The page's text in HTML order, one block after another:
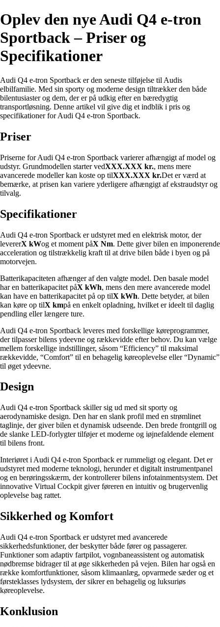
Oplev den nye Audi Q4 e-tron
Sportback – Priser og
Specifikationer
Audi Q4 e-tron Sportback er den seneste tilføjelse til Audis
elbilfamilie. Med sin sporty og moderne design tiltrækker den både
bilentusiaster og dem, der er på udkig efter en bæredygtig
transportløsning. Denne artikel vil give dig et indblik i pris og
specifikationer for Audi Q4 e-tron Sportback.
Priser
Priserne for Audi Q4 e-tron Sportback varierer afhængigt af model og
udstyr. Grundmodellen starter vedXXX.XXX kr., mens mere
avancerede modeller kan koste op tilXXX.XXX kr.Det er værd at
bemærke, at prisen kan variere yderligere afhængigt af ekstraudstyr og
tilvalg.
Specifikationer
Audi Q4 e-tron Sportback er udstyret med en elektrisk motor, der
levererX kWog et moment påX Nm. Dette giver bilen en imponerende
acceleration og tilstrækkelig kraft til at drive bilen både i byen og på
motorvejen.
Batterikapaciteten afhænger af den valgte model. Den basale model
har en batterikapacitet påX kWh, mens den mere avancerede model
kan have en batterikapacitet på op tilX kWh. Dette betyder, at bilen
kan køre op tilX kmpå en enkelt opladning, hvilket er ideelt til daglig
pendling eller længere ture.
Audi Q4 e-tron Sportback leveres med forskellige køreprogrammer,
der tilpasser bilens ydeevne og rækkevidde efter behov. Du kan vælge
mellem forskellige indstillinger, såsom “Efficiency” til maksimal
rækkevidde, “Comfort” til en behagelig køreoplevelse eller “Dynamic”
til øget ydeevne.
Design
Audi Q4 e-tron Sportback skiller sig ud med sit sporty og
aerodynamiske design. Den har en slank profil med en strømlinet
taglinje, der giver bilen et dynamisk udseende. Den brede frontgrill og
de slanke LED-forlygter tilføjer et moderne og iøjnefaldende element
til bilens front.
Interiøret i Audi Q4 e-tron Sportback er rummeligt og elegant. Det er
udstyret med moderne teknologi, herunder et digitalt instrumentpanel
og en berøringsskærm, der kontrollerer bilens infotainmentsystem. Det
innovative Virtual Cockpit giver føreren en intuitiv og brugervenlig
oplevelse bag rattet.
Sikkerhed og Komfort
Audi Q4 e-tron Sportback er udstyret med avancerede
sikkerhedsfunktioner, der beskytter både fører og passagerer.
Funktioner som adaptiv fartpilot, vognbaneassistent og automatisk
nødbremse bidrager til at øge sikkerheden på vejen. Bilen har også en
række komfortfunktioner, såsom klimaanlæg, opvarmede sæder og et
førsteklasses lydsystem, der sikrer en behagelig og luksuriøs
køreoplevelse.
Konklusion